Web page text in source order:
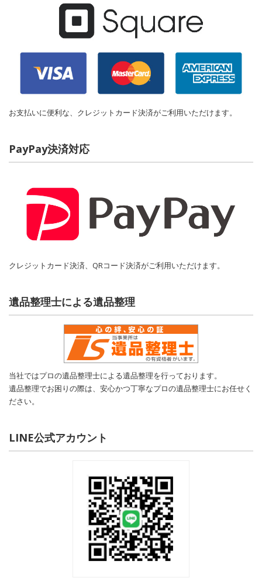
お支払いに便利な、クレジットカード決済がご利用いただけます。
PayPay決済対応
クレジットカード決済、QRコード決済がご利用いただけます。
遺品整理士による遺品整理
当社ではプロの遺品整理士による遺品整理を行っております。
遺品整理でお困りの際は、安心かつ丁寧なプロの遺品整理士にお任せく
ださい。
LINE公式アカウント